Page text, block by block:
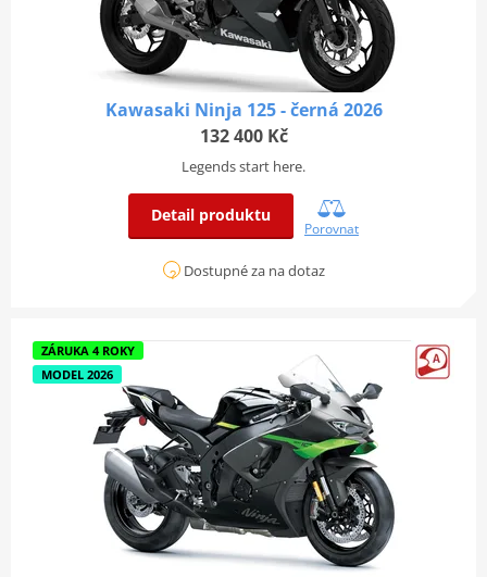
Kawasaki Ninja 125 - černá 2026
132 400 Kč
Legends start here.
Detail produktu
Porovnat
Dostupné za na dotaz
ZÁRUKA 4 ROKY
MODEL 2026